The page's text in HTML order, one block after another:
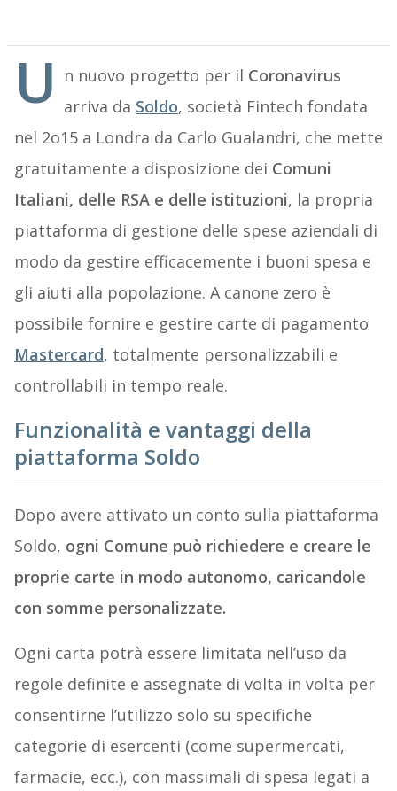
U n nuovo progetto per il Coronavirus
arriva da Soldo, società Fintech fondata
nel 2o15 a Londra da Carlo Gualandri, che mette
gratuitamente a disposizione dei Comuni
Italiani, delle RSA e delle istituzioni, la propria
piattaforma di gestione delle spese aziendali di
modo da gestire efficacemente i buoni spesa e
gli aiuti alla popolazione. A canone zero è
possibile fornire e gestire carte di pagamento
Mastercard, totalmente personalizzabili e
controllabili in tempo reale.
Funzionalità e vantaggi della
piattaforma Soldo
Dopo avere attivato un conto sulla piattaforma
Soldo, ogni Comune può richiedere e creare le
proprie carte in modo autonomo, caricandole
con somme personalizzate.
Ogni carta potrà essere limitata nell’uso da
regole definite e assegnate di volta in volta per
consentirne l’utilizzo solo su specifiche
categorie di esercenti (come supermercati,
farmacie, ecc.), con massimali di spesa legati a